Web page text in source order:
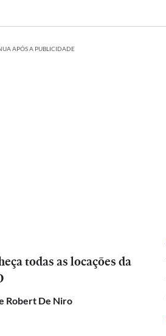
APÓS A PUBLICIDADE
todas as locações da
Robert De Niro